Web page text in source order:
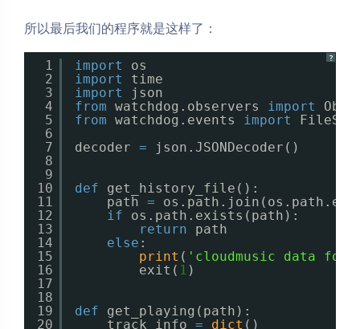
所以最后我们的程序就是这样了：
?
1
2
3
4
5
6
7
8
9
10
11
12
13
14
15
16
17
18
19
20
import
os
import
time
import
json
from watchdog.observers import
from watchdog.events import
decoder = json.JSONDecoder()
def
get_history_file():
path =
if
os.path.exists(path):
return
path
else :
print ( 'cloudmusic data
exit( 1 )
def
get_playing(path):
track_info = dict ()